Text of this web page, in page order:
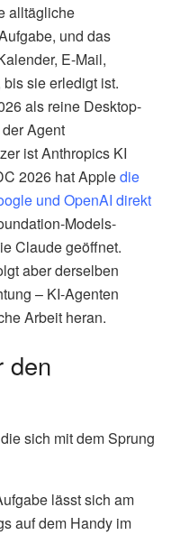
alltägliche
und das
E-Mail,
sie erledigt ist.
als reine Desktop-
Agent
ist Anthropics KI
2026 hat Appledie
und OpenAI direkt
Models-
Claude geöffnet.
aber derselben
– KI-Agenten
Arbeit heran.
den
sich mit dem Sprung
lässt sich am
auf dem Handy im